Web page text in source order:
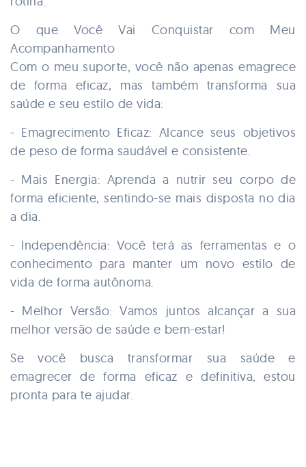
O que Você Vai Conquistar com Meu
Acompanhamento
Com o meu suporte, você não apenas emagrece
de forma eficaz, mas também transforma sua
saúde e seu estilo de vida:
- Emagrecimento Eficaz: Alcance seus objetivos
de peso de forma saudável e consistente.
- Mais Energia: Aprenda a nutrir seu corpo de
forma eficiente, sentindo-se mais disposta no dia
a dia.
- Independência: Você terá as ferramentas e o
conhecimento para manter um novo estilo de
vida de forma autônoma.
- Melhor Versão: Vamos juntos alcançar a sua
melhor versão de saúde e bem-estar!
Se você busca transformar sua saúde e
emagrecer de forma eficaz e definitiva, estou
pronta para te ajudar.